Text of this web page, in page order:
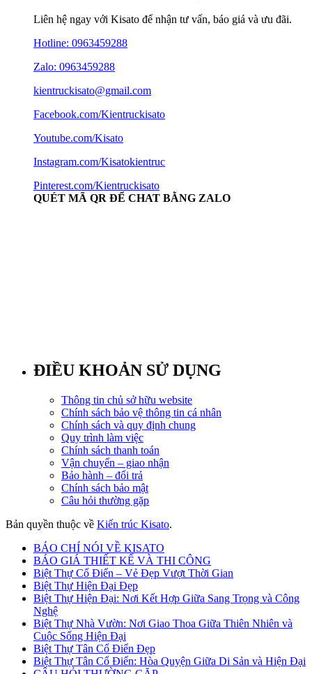
Liên hệ ngay với Kisato để nhận tư vấn, báo giá và ưu đãi.
Hotline: 0963459288
Zalo: 0963459288
kientruckisato@gmail.com
Facebook.com/Kientruckisato
Youtube.com/Kisato
Instagram.com/Kisatokientruc
Pinterest.com/Kientruckisato
QUÉT MÃ QR ĐỂ CHAT BẰNG ZALO
ĐIỀU KHOẢN SỬ DỤNG
Thông tin chủ sở hữu website
Chính sách bảo vệ thông tin cá nhân
Chính sách và quy định chung
Quy trình làm việc
Chính sách thanh toán
Vận chuyển – giao nhận
Bảo hành – đổi trả
Chính sách bảo mật
Câu hỏi thường gặp
Bản quyền thuộc về Kiến trúc Kisato.
BÁO CHÍ NÓI VỀ KISATO
BÁO GIÁ THIẾT KẾ VÀ THI CÔNG
Biệt Thự Cổ Điển – Vẻ Đẹp Vượt Thời Gian
Biệt Thự Hiện Đại Đẹp
Biệt Thự Hiện Đại: Nơi Kết Hợp Giữa Sang Trọng và Công
Nghệ
Biệt Thự Nhà Vườn: Nơi Giao Thoa Giữa Thiên Nhiên và
Cuộc Sống Hiện Đại
Biệt Thự Tân Cổ Điển Đẹp
Biệt Thự Tân Cổ Điển: Hòa Quyện Giữa Di Sản và Hiện Đại